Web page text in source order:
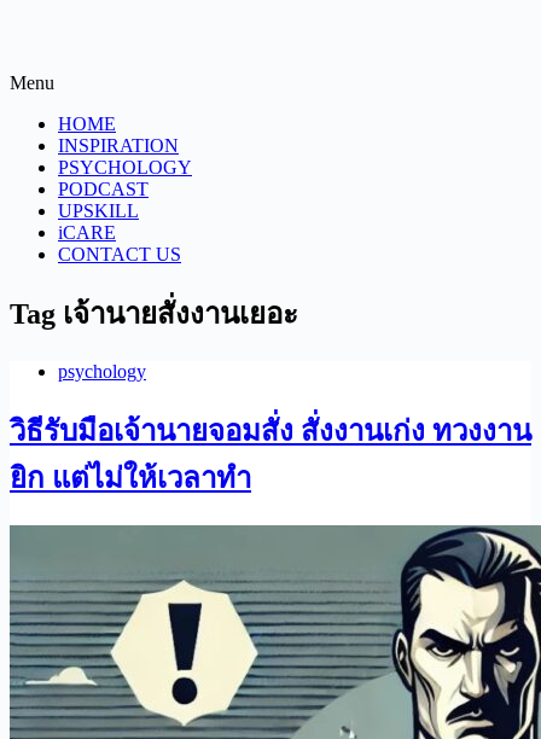
Menu
HOME
INSPIRATION
PSYCHOLOGY
PODCAST
UPSKILL
iCARE
CONTACT US
Tag เจ้านายสั่งงานเยอะ
psychology
วิธีรับมือเจ้านายจอมสั่ง สั่งงานเก่ง ทวงงาน
ยิก แต่ไม่ให้เวลาทำ